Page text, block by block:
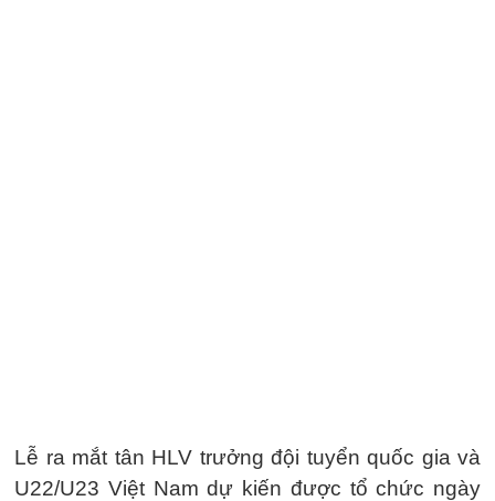
Lễ ra mắt tân HLV trưởng đội tuyển quốc gia và
U22/U23 Việt Nam dự kiến được tổ chức ngày